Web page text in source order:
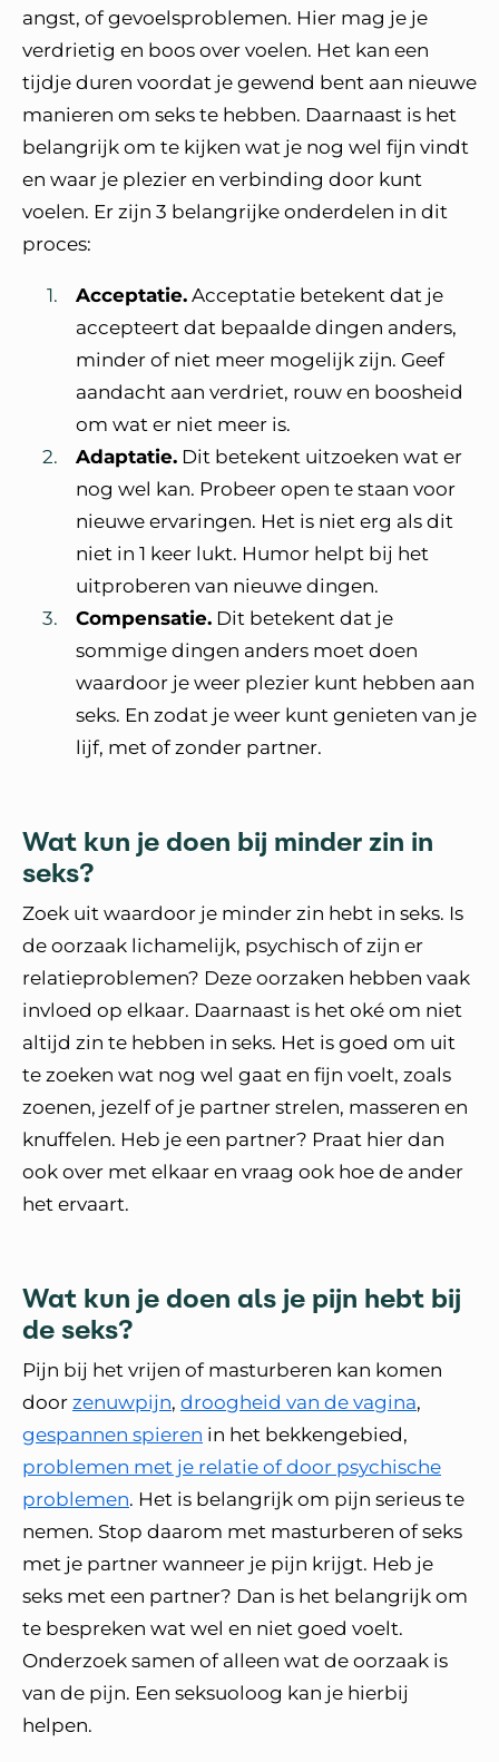
angst, of gevoelsproblemen. Hier mag je je
verdrietig en boos over voelen. Het kan een
tijdje duren voordat je gewend bent aan nieuwe
manieren om seks te hebben. Daarnaast is het
belangrijk om te kijken wat je nog wel fijn vindt
en waar je plezier en verbinding door kunt
voelen. Er zijn 3 belangrijke onderdelen in dit
proces:
Acceptatie. Acceptatie betekent dat je
accepteert dat bepaalde dingen anders,
minder of niet meer mogelijk zijn. Geef
aandacht aan verdriet, rouw en boosheid
om wat er niet meer is.
Adaptatie. Dit betekent uitzoeken wat er
nog wel kan. Probeer open te staan voor
nieuwe ervaringen. Het is niet erg als dit
niet in 1 keer lukt. Humor helpt bij het
uitproberen van nieuwe dingen.
Compensatie. Dit betekent dat je
sommige dingen anders moet doen
waardoor je weer plezier kunt hebben aan
seks. En zodat je weer kunt genieten van je
lijf, met of zonder partner.
Wat kun je doen bij minder zin in
seks?
Zoek uit waardoor je minder zin hebt in seks. Is
de oorzaak lichamelijk, psychisch of zijn er
relatieproblemen? Deze oorzaken hebben vaak
invloed op elkaar. Daarnaast is het oké om niet
altijd zin te hebben in seks. Het is goed om uit
te zoeken wat nog wel gaat en fijn voelt, zoals
zoenen, jezelf of je partner strelen, masseren en
knuffelen. Heb je een partner? Praat hier dan
ook over met elkaar en vraag ook hoe de ander
het ervaart.
Wat kun je doen als je pijn hebt bij
de seks?
Pijn bij het vrijen of masturberen kan komen
door zenuwpijn, droogheid van de vagina,
gespannen spieren in het bekkengebied,
problemen met je relatie of door psychische
problemen. Het is belangrijk om pijn serieus te
nemen. Stop daarom met masturberen of seks
met je partner wanneer je pijn krijgt. Heb je
seks met een partner? Dan is het belangrijk om
te bespreken wat wel en niet goed voelt.
Onderzoek samen of alleen wat de oorzaak is
van de pijn. Een seksuoloog kan je hierbij
helpen.